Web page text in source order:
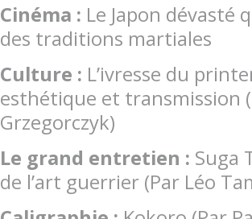
Cinéma : Le Japon dévasté
des traditions martiales
Culture : L’ivresse du
esthétique et transmission
Grzegorczyk)
Le grand entretien : Suga
de l’art guerrier (Par Léo